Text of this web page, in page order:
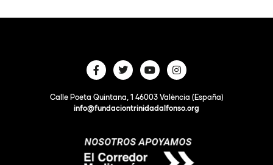
Calle Poeta Quintana, 1 46003 València (España)
info@fundaciontrinidadalfonso.org